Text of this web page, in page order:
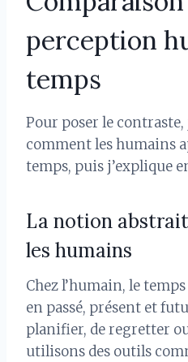
perception
temps
Pour poser le
comment les humains
temps, puis j’explique
La notion
les humains
Chez l’humain, le
en passé, présent et
planifier, de regretter
utilisons des outils